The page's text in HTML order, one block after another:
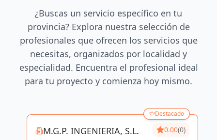
¿Buscas un servicio específico en tu
provincia? Explora nuestra selección de
profesionales que ofrecen los servicios que
necesitas, organizados por localidad y
especialidad. Encuentra el profesional ideal
para tu proyecto y comienza hoy mismo.
Destacado
M.G.P. INGENIERIA, S.L. 0.00(0)